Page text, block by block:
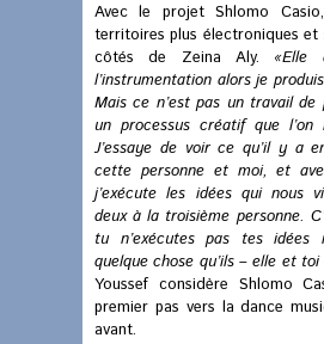
Avec le projet Shlomo
territoires plus électroniques et
côtés de Zeina Aly. «Elle
l’instrumentation alors je
Mais ce n’est pas un travail de
un processus créatif que l’on
J’essaye de voir ce qu’il y a
cette personne et moi, et
j’exécute les idées qui nous
deux à la troisième personne.
tu n’exécutes pas tes idées
quelque chose qu’ils – elle et
Youssef considère Shlomo
premier pas vers la dance
avant.